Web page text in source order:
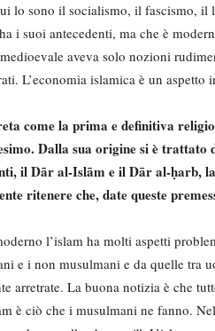
lo sono il socialismo, il fascismo,
i suoi antecedenti, ma che è
aveva solo nozioni
L’economia islamica è un aspetto
come la prima e definitiva
Dalla sua origine si è trattato
il Dār al-Islām e il Dār al-ḥarb,
ritenere che, date queste
l’islam ha molti aspetti
e i non musulmani e da quelle tra
arretrate. La buona notizia è che
è ciò che i musulmani ne fanno.